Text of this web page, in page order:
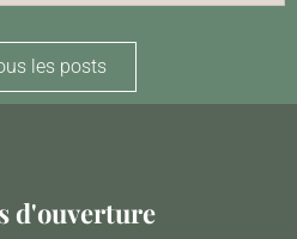
les posts
d'ouverture